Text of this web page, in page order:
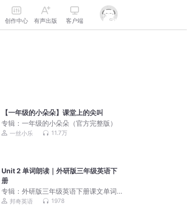
创作中心 有声出版 客户端
【一年级的小朵朵】课堂上的尖叫
专辑：一年级的小朵朵（官方完整版）
一丝小乐 11.7万
Unit 2 单词朗读｜外研版三年级英语下
册
专辑：外研版三年级英语下册课文单词
朗读邦奇英语 1978